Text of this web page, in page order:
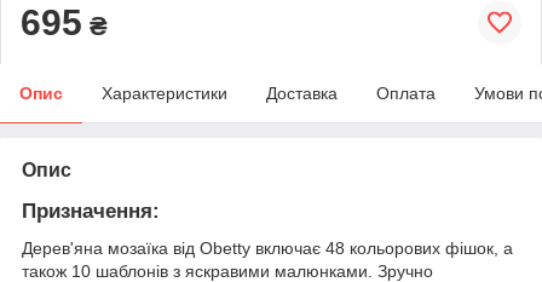
695 ₴
Опис Характеристики Доставка Оплата Умови
Опис
Призначення:
Дерев'яна мозаїка від Obetty включає 48 кольорових фішок, а
також 10 шаблонів з яскравими малюнками. Зручно